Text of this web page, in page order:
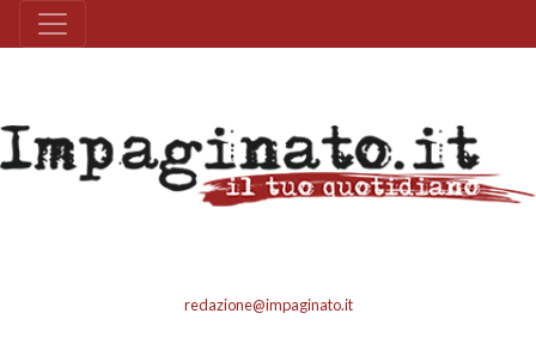
redazione@impaginato.it